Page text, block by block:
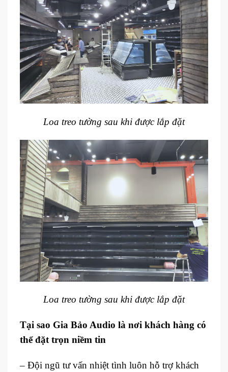
Loa treo tường sau khi được lắp đặt
Loa treo tường sau khi được lắp đặt
Tại sao Gia Bảo Audio là nơi khách hàng có
thể đặt trọn niềm tin
– Đội ngũ tư vấn nhiệt tình luôn hỗ trợ khách